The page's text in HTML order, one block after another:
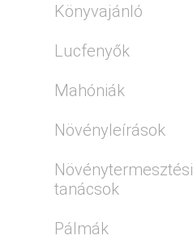
Könyvajánló
Lucfenyők
Mahóniák
Növényleírások
Növénytermesztési
tanácsok
Pálmák